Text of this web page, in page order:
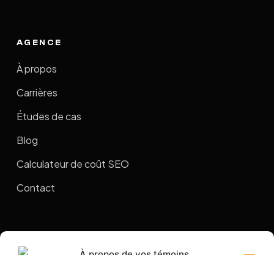
AGENCE
À propos
Carrières
Études de cas
Blog
Calculateur de coût SEO
Contact